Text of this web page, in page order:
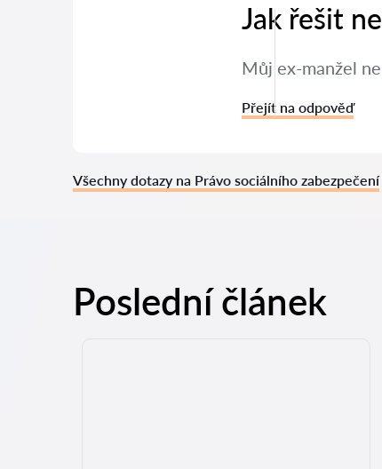
Jak řešit
Můj ex-manžel
Přejít na odpověď
Všechny dotazy na Právo sociálního zabezpečení
Poslední článek